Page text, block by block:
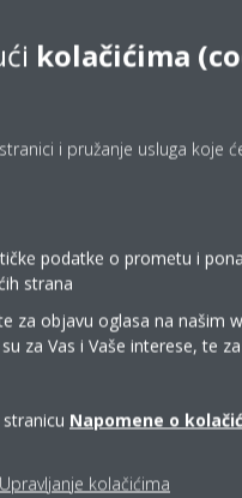
Tehnologija
Opremljen s centrifugalnim
kolačićima
i pružanje usluga koje
podatke o prometu i
strana
za objavu oglasa na našim
za Vas i Vaše interese, te
Napomene o
Upravljanje kolačićima